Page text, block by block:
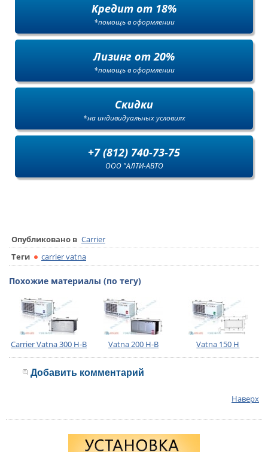
Кредит от 18%
*помощь в оформлении
Лизинг от 20%
*помощь в оформлении
Скидки
*на индивидуальных условиях
+7 (812) 740-73-75
ООО "АЛТИ-АВТО
Опубликовано в Carrier
Теги
carrier vatna
Похожие материалы (по тегу)
Carrier Vatna 300 H-B Vatna 200 H-B Vatna 150 H
Добавить комментарий
Наверх